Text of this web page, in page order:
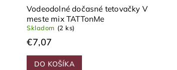
Vodeodolné dočasné tetovačky V
meste mix TATTonMe
Skladom (2 ks)
€7,07
DO KOŠÍKA